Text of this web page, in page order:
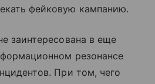
фейковую кампанию.
заинтересована в еще
резонансе
При том, чего